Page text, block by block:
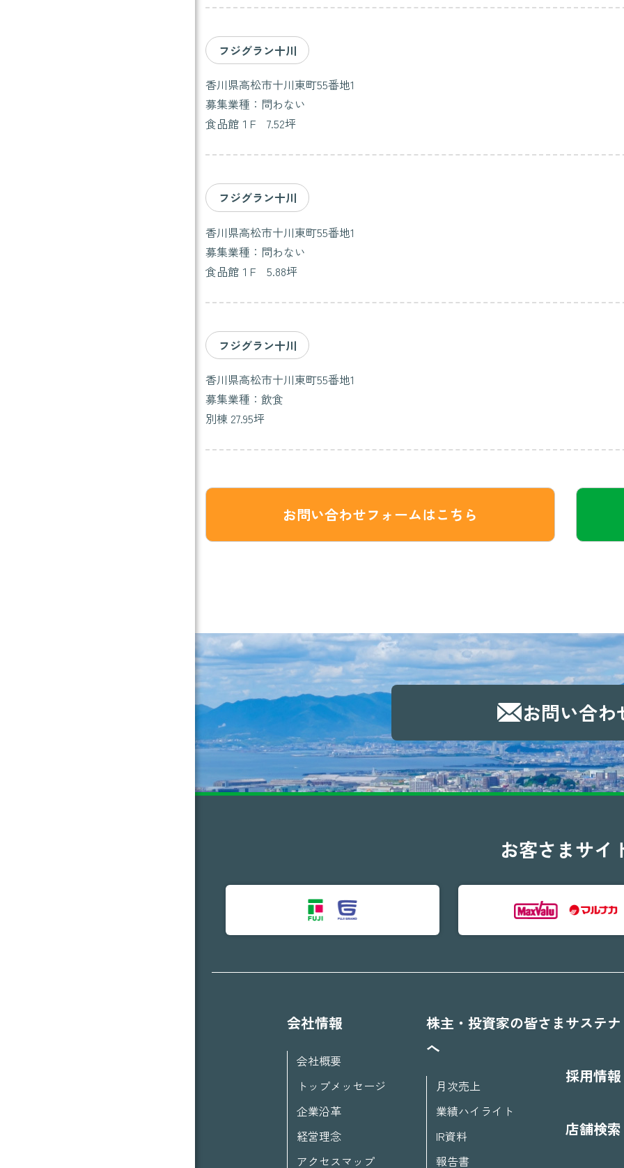
フジグラン十川
香川県高松市十川東町55番地1
募集業種：問わない
食品館１F 7.52坪
フジグラン十川
香川県高松市十川東町55番地1
募集業種：問わない
食品館１F 5.88坪
フジグラン十川
香川県高松市十川東町55番地1
募集業種：飲食
別棟 27.95坪
お問い合わせフォームはこちら
お問い合わ
お客さまサイ
会社情報
会社概要
トップメッセージ
企業沿革
経営理念
アクセスマップ
株主・投資家の皆さま
へ
月次売上
業績ハイライト
IR資料
報告書
サステ
採用情報
店舗検索